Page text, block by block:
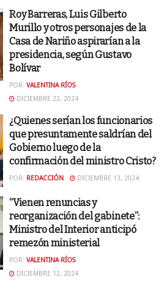
Roy Barreras, Luis Gilberto
Murillo y otros personajes de la
Casa de Nariño aspirarían a la
presidencia, según Gustavo
Bolívar
POR: VALENTINA RÍOS
DICIEMBRE 22, 2024
¿Quienes serían los funcionarios
que presuntamente saldrían del
Gobierno luego de la
confirmación del ministro Cristo?
POR: REDACCIÓN DICIEMBRE 13, 2024
“Vienen renuncias y
reorganización del gabinete”:
Ministro del Interior anticipó
remezón ministerial
POR: VALENTINA RÍOS
DICIEMBRE 12, 2024